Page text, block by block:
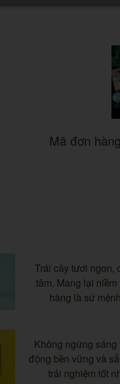
Mã đơn
Trái cây tươi ngon,
tâm. Mang lại
hàng là sứ
Không ngừng
động bền vững và
trải nghiệm tốt